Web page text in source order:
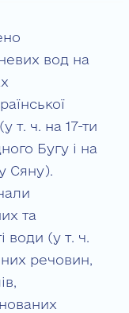
вод на
т. ч. на 17-ти
Бугу і на
Сяну).
та
води (у т. ч.
речовин,